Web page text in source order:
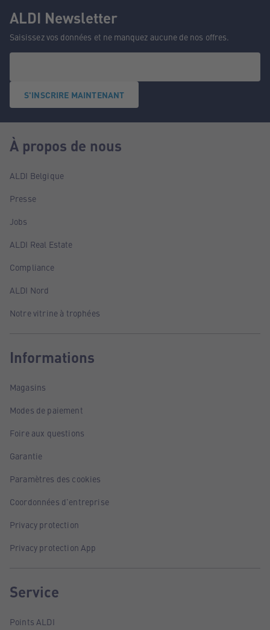
ALDI Newsletter
Saisissez vos données et ne manquez aucune de nos offres.
S'INSCRIRE MAINTENANT
À propos de nous
ALDI Belgique
Presse
Jobs
ALDI Real Estate
Compliance
ALDI Nord
Notre vitrine à trophées
Informations
Magasins
Modes de paiement
Foire aux questions
Garantie
Paramètres des cookies
Coordonnées d'entreprise
Privacy protection
Privacy protection App
Service
Points ALDI